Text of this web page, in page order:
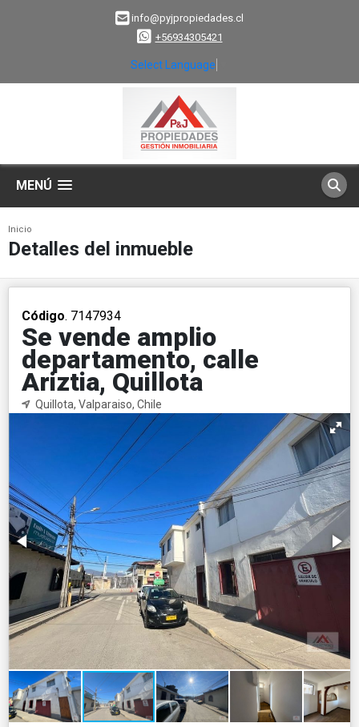
info@pyjpropiedades.cl
+56934305421
Select Language
MENÚ
Inicio
Detalles del inmueble
Código. 7147934
Se vende amplio
departamento, calle
Ariztia, Quillota
Quillota, Valparaiso, Chile